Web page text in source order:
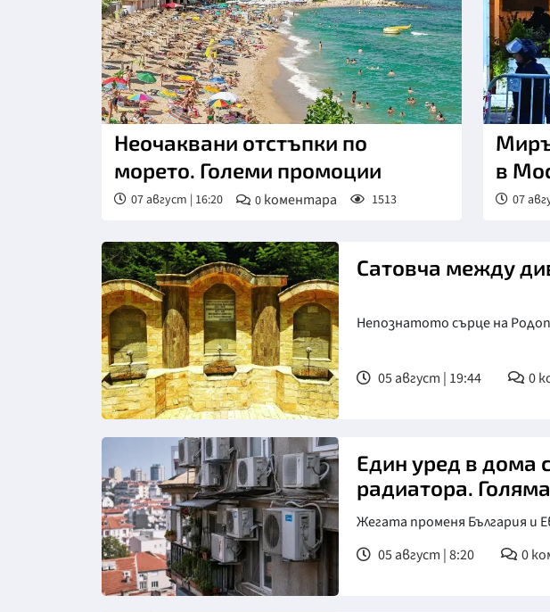
Неочаквани отстъпки по
морето. Големи промоции
07 август | 16:20 0 коментара 1513
в
07
Сатовча между
Непознатото сърце на
05 август | 19:44 0
Един уред в дома
радиатора.
Жегата променя България и
05 август | 8:20
0